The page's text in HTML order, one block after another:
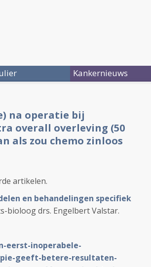
Kankernieuws
na operatie bij
overall overleving (50
als zou chemo zinloos
artikelen.
en behandelingen specifiek
bioloog drs. Engelbert Valstar.
eerst-inoperabele-
geeft-betere-resultaten-